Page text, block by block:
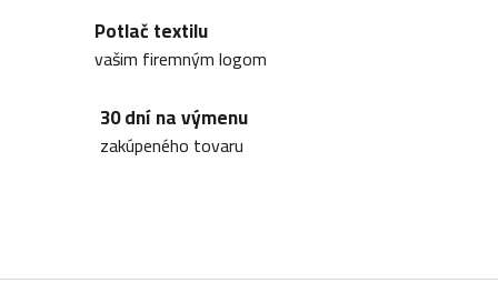
c
e
Potlač textilu
vašim firemným logom
30 dní na výmenu
zakúpeného tovaru